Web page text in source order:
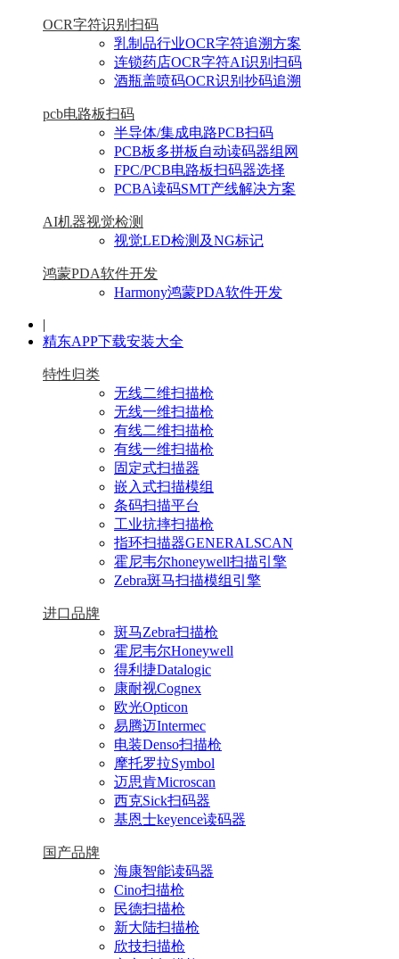
OCR字符识别扫码
乳制品行业OCR字符追溯方案
连锁药店OCR字符AI识别扫码
酒瓶盖喷码OCR识别抄码追溯
pcb电路板扫码
半导体/集成电路PCB扫码
PCB板多拼板自动读码器组网
FPC/PCB电路板扫码器选择
PCBA读码SMT产线解决方案
AI机器视觉检测
视觉LED检测及NG标记
鸿蒙PDA软件开发
Harmony鸿蒙PDA软件开发
|
精东APP下载安装大全
特性归类
无线二维扫描枪
无线一维扫描枪
有线二维扫描枪
有线一维扫描枪
固定式扫描器
嵌入式扫描模组
条码扫描平台
工业抗摔扫描枪
指环扫描器GENERALSCAN
霍尼韦尔honeywell扫描引擎
Zebra斑马扫描模组引擎
进口品牌
斑马Zebra扫描枪
霍尼韦尔Honeywell
得利捷Datalogic
康耐视Cognex
欧光Opticon
易腾迈Intermec
电装Denso扫描枪
摩托罗拉Symbol
迈思肯Microscan
西克Sick扫码器
基恩士keyence读码器
国产品牌
海康智能读码器
Cino扫描枪
民德扫描枪
新大陆扫描枪
欣技扫描枪